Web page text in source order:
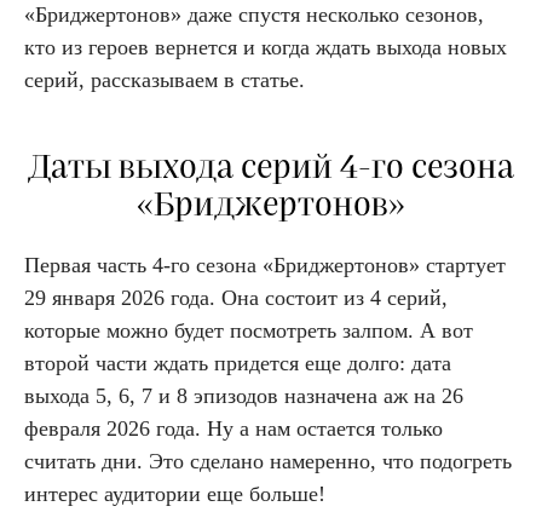
«Бриджертонов» даже спустя несколько сезонов,
кто из героев вернется и когда ждать выхода новых
серий, рассказываем в статье.
Даты выхода серий 4-го сезона
«Бриджертонов»
Первая часть 4-го сезона «Бриджертонов» стартует
29 января 2026 года. Она состоит из 4 серий,
которые можно будет посмотреть залпом. А вот
второй части ждать придется еще долго: дата
выхода 5, 6, 7 и 8 эпизодов назначена аж на 26
февраля 2026 года. Ну а нам остается только
считать дни. Это сделано намеренно, что подогреть
интерес аудитории еще больше!